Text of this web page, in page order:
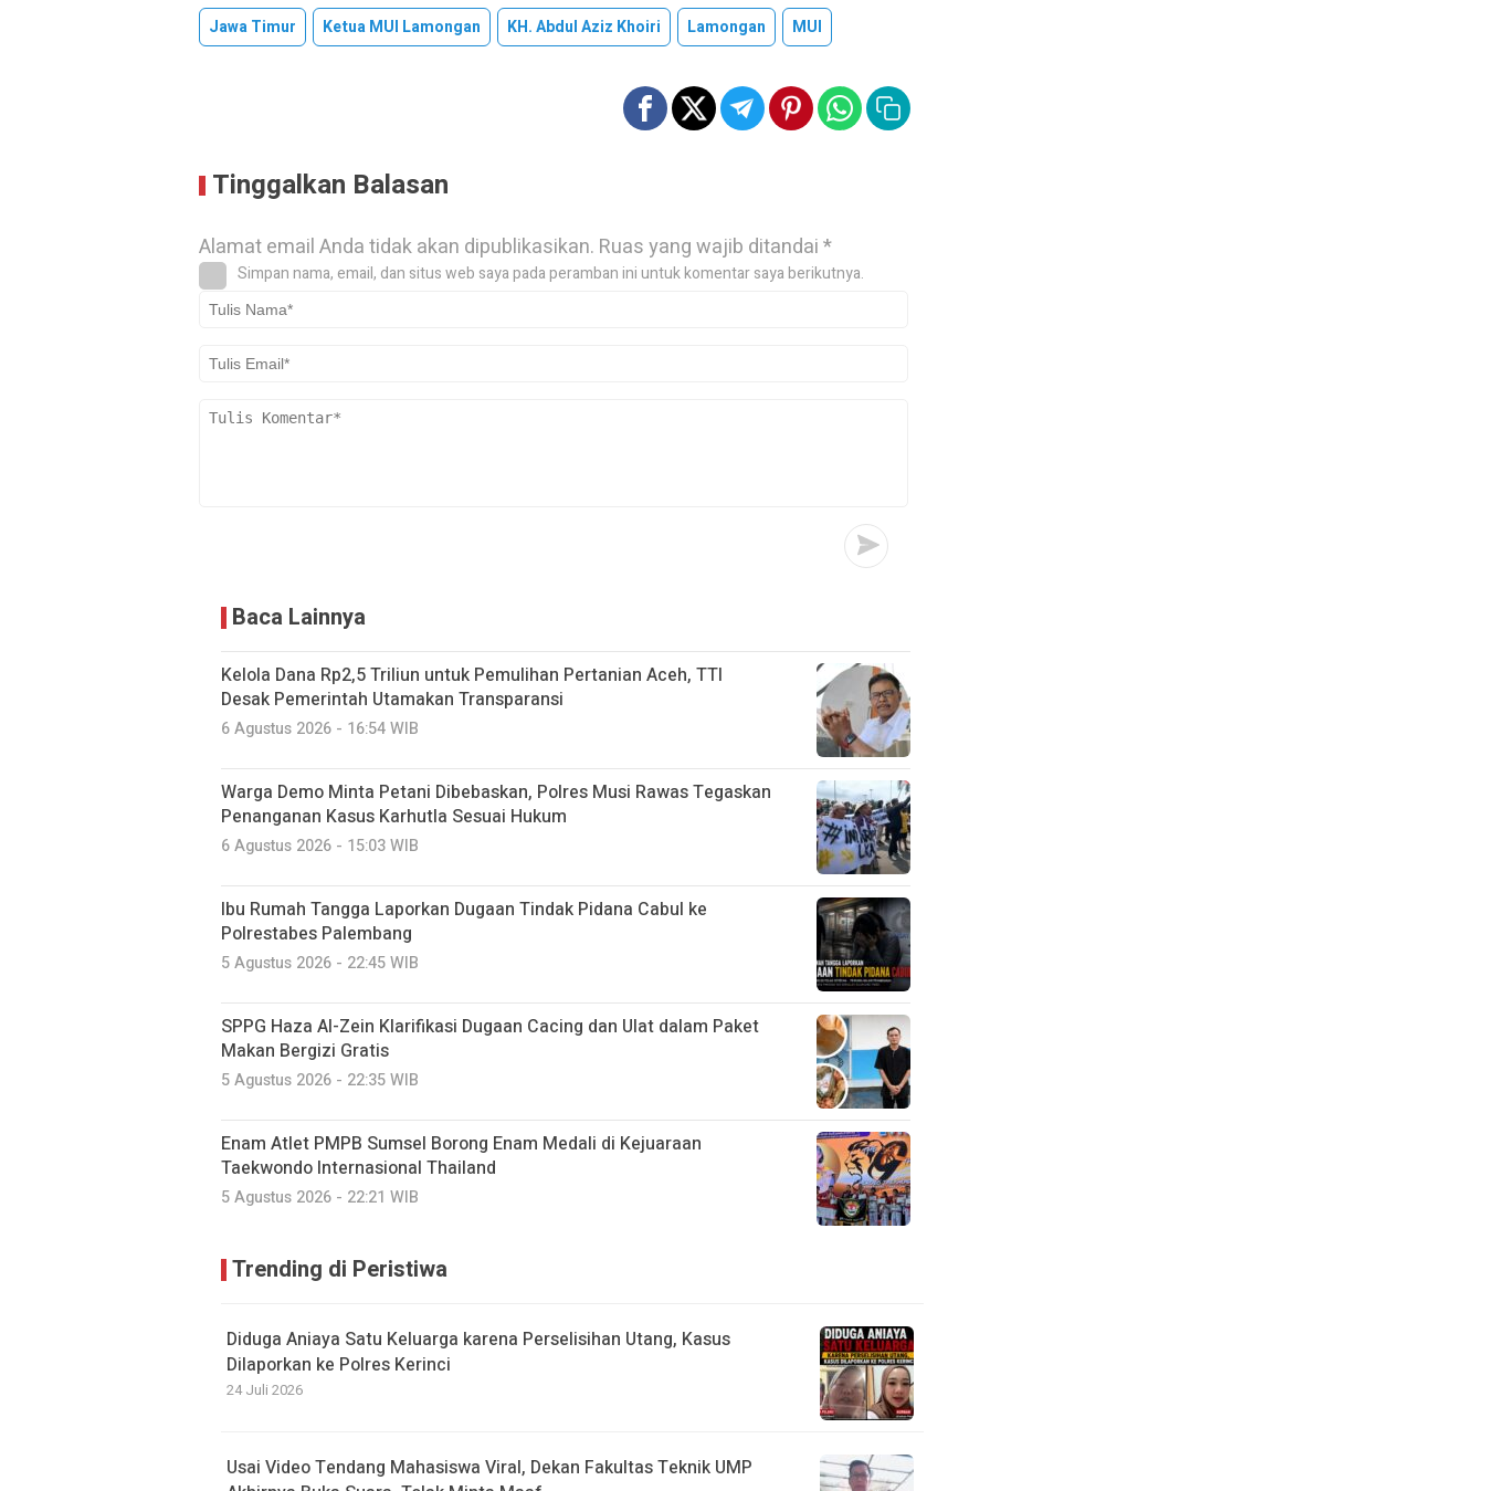
Jawa Timur Ketua MUI Lamongan KH. Abdul Aziz Khoiri Lamongan MUI
Tinggalkan Balasan
Alamat email Anda tidak akan dipublikasikan. Ruas yang wajib ditandai*
Simpan nama, email, dan situs web saya pada peramban ini untuk komentar saya berikutnya.
Baca Lainnya
Kelola Dana Rp2,5 Triliun untuk Pemulihan Pertanian Aceh, TTI
Desak Pemerintah Utamakan Transparansi
6 Agustus 2026 - 16:54 WIB
Warga Demo Minta Petani Dibebaskan, Polres Musi Rawas Tegaskan
Penanganan Kasus Karhutla Sesuai Hukum
6 Agustus 2026 - 15:03 WIB
Ibu Rumah Tangga Laporkan Dugaan Tindak Pidana Cabul ke
Polrestabes Palembang
5 Agustus 2026 - 22:45 WIB
SPPG Haza Al-Zein Klarifikasi Dugaan Cacing dan Ulat dalam Paket
Makan Bergizi Gratis
5 Agustus 2026 - 22:35 WIB
Enam Atlet PMPB Sumsel Borong Enam Medali di Kejuaraan
Taekwondo Internasional Thailand
5 Agustus 2026 - 22:21 WIB
Trending di Peristiwa
Diduga Aniaya Satu Keluarga karena Perselisihan Utang, Kasus
Dilaporkan ke Polres Kerinci
24 Juli 2026
Usai Video Tendang Mahasiswa Viral, Dekan Fakultas Teknik UMP